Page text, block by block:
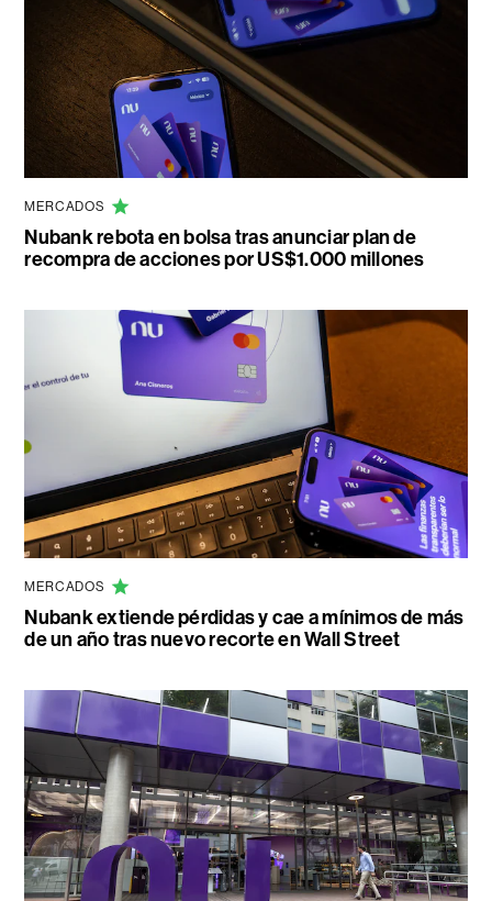
MERCADOS
Nubank rebota en bolsa tras anunciar plan de
recompra de acciones por US$1.000 millones
MERCADOS
Nubank extiende pérdidas y cae a mínimos de más
de un año tras nuevo recorte en Wall Street